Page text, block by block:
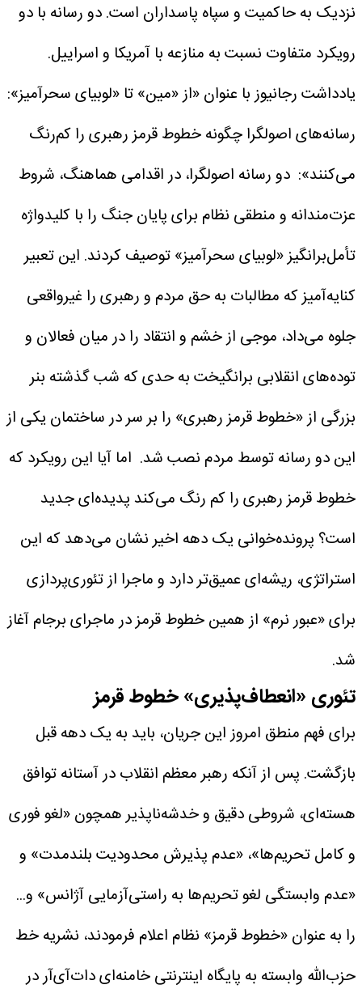
نزدیک به حاکمیت و سپاه پاسداران است. دو رسانه با دو
رویکرد متفاوت نسبت به منازعه با آمریکا و اسراییل.
یادداشت رجانیوز با عنوان «از «مین» تا «لوبیای سحرآمیز»:
رسانه‌های اصولگرا چگونه خطوط قرمز رهبری را کم‌رنگ
می‌کنند»: دو رسانه اصولگرا، در اقدامی هماهنگ، شروط
عزت‌مندانه و منطقی نظام برای پایان جنگ را با کلیدواژه
تأمل‌برانگیز «لوبیای سحرآمیز» توصیف کردند. این تعبیر
کنایه‌آمیز که مطالبات به‌ حق مردم و رهبری را غیرواقعی
جلوه می‌داد، موجی از خشم و انتقاد را در میان فعالان و
توده‌های انقلابی برانگیخت به حدی که شب گذشته بنر
بزرگی از «خطوط قرمز رهبری» را بر سر در ساختمان یکی از
این دو رسانه توسط مردم نصب شد. اما آیا این رویکرد که
خطوط قرمز رهبری را کم رنگ می‌کند پدیده‌ای جدید
است؟ پرونده‌خوانی یک دهه اخیر نشان می‌دهد که این
استراتژی، ریشه‌ای عمیق‌تر دارد و ماجرا از تئوری‌پردازی
برای «عبور نرم» از همین خطوط قرمز در ماجرای برجام آغاز
شد.
تئوری «انعطاف‌پذیری» خطوط قرمز
برای فهم منطق امروز این جریان، باید به یک دهه قبل
بازگشت. پس از آنکه رهبر معظم انقلاب در آستانه توافق
هسته‌ای، شروطی دقیق و خدشه‌ناپذیر همچون «لغو فوری
و کامل تحریم‌ها»، «عدم پذیرش محدودیت بلندمدت» و
«عدم وابستگی لغو تحریم‌ها به راستی‌آزمایی آژانس» و...
را به‌ عنوان «خطوط قرمز» نظام اعلام فرمودند، نشریه خط
حزب‌الله وابسته به پایگاه اینترنتی خامنه‌ای دات‌آی‌آر در